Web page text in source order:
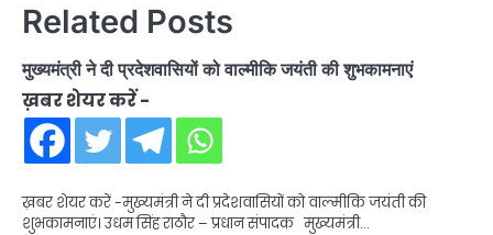
Related Posts
मुख्यमंत्री ने दी प्रदेशवासियों को वाल्मीकि जयंती की शुभकामनाएं
ख़बर शेयर करें -
ख़बर शेयर करें -मुख्यमंत्री ने दी प्रदेशवासियों को वाल्मीकि जयंती की
शुभकामनाएं। उधम सिंह राठौर – प्रधान संपादक मुख्यमंत्री…